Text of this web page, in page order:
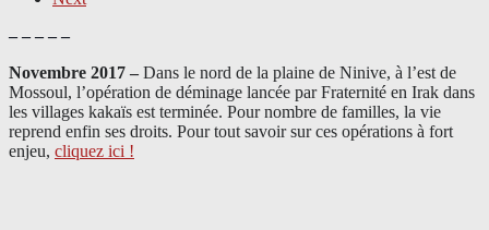
– – – – –
Novembre 2017 – Dans le nord de la plaine de Ninive, à l’est de
Mossoul, l’opération de déminage lancée par Fraternité en Irak dans
les villages kakaïs est terminée. Pour nombre de familles, la vie
reprend enfin ses droits. Pour tout savoir sur ces opérations à fort
enjeu, cliquez ici !